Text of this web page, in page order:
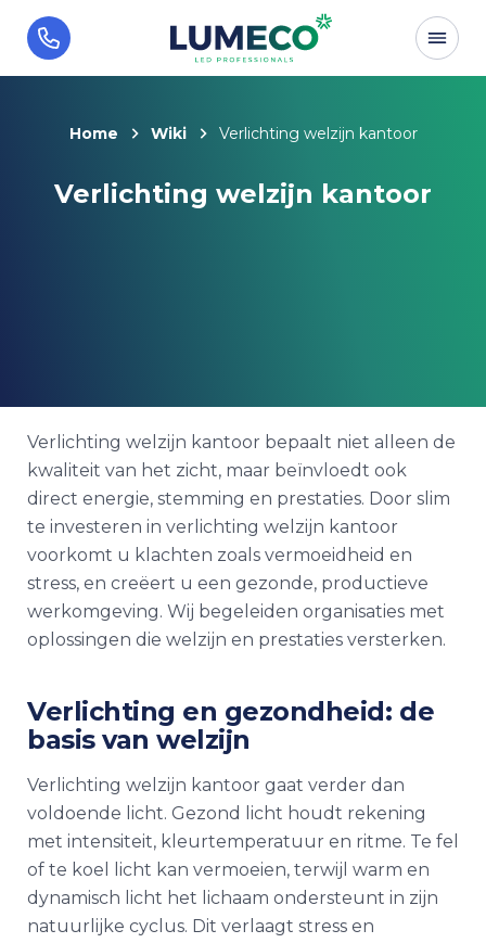
Home Wiki Verlichting welzijn kantoor
Verlichting welzijn kantoor
Verlichting welzijn kantoor bepaalt niet alleen de
kwaliteit van het zicht, maar beïnvloedt ook
direct energie, stemming en prestaties. Door slim
te investeren in verlichting welzijn kantoor
voorkomt u klachten zoals vermoeidheid en
stress, en creëert u een gezonde, productieve
werkomgeving. Wij begeleiden organisaties met
oplossingen die welzijn en prestaties versterken.
Verlichting en gezondheid: de
basis van welzijn
Verlichting welzijn kantoor gaat verder dan
voldoende licht. Gezond licht houdt rekening
met intensiteit, kleurtemperatuur en ritme. Te fel
of te koel licht kan vermoeien, terwijl warm en
dynamisch licht het lichaam ondersteunt in zijn
natuurlijke cyclus. Dit verlaagt stress en